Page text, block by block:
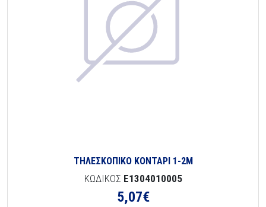
ΤΗΛΕΣΚΟΠΙΚΟ ΚΟΝΤΑΡΙ 1-2Μ
ΚΩΔΙΚΟΣ E1304010005
5,07€